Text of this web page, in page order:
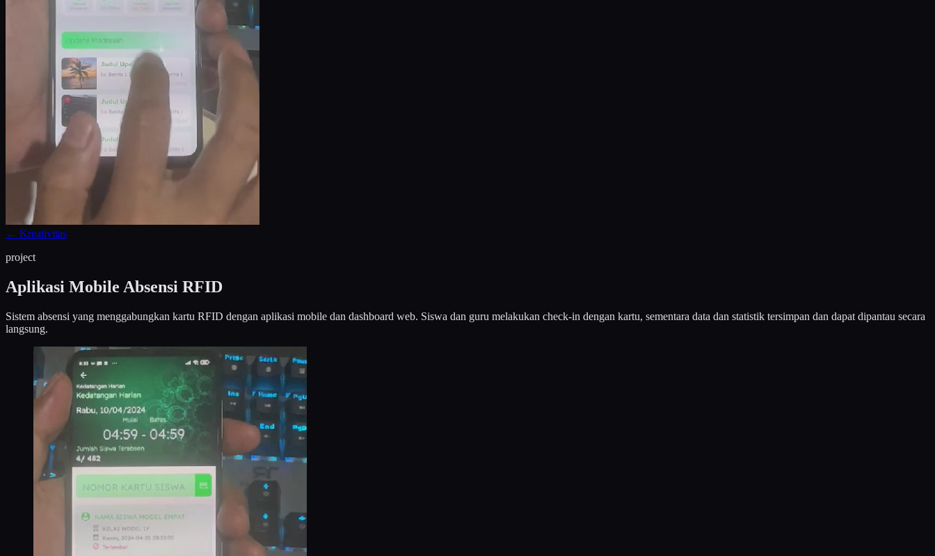
← Kreativitas
project
Aplikasi Mobile Absensi RFID
Sistem absensi yang menggabungkan kartu RFID dengan aplikasi mobile dan dashboard web. Siswa dan guru melakukan check-in dengan kartu, sementara data dan statistik tersimpan dan dapat dipantau secara
langsung.